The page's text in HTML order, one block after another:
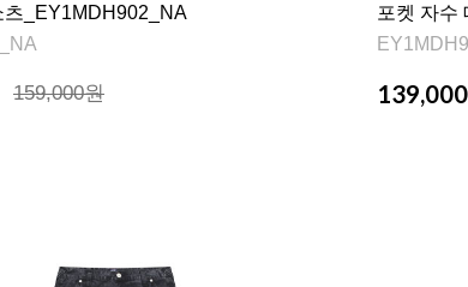
츠_EY1MDH902_NA
159,000원
포켓 자수
139,000